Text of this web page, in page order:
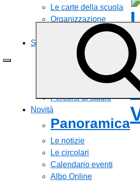
Le carte della scuola
Organizzazione
Servizi
Panoramica
Personale scolastico
Famiglie e studenti
Percorsi di studio
Novità
Panoramica
Le notizie
Le circolari
Calendario eventi
Albo Online